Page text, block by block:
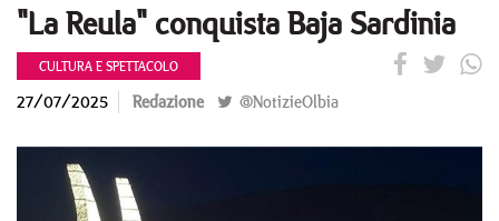
"La Reula" conquista Baja Sardinia
CULTURA E SPETTACOLO
27/07/2025 Redazione @NotizieOlbia